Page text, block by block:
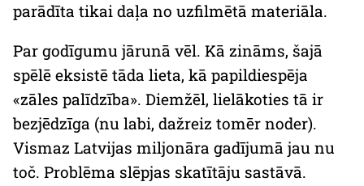
parādīta tikai daļa no uzfilmētā materiāla.
Par godīgumu jārunā vēl. Kā zināms, šajā
spēlē eksistē tāda lieta, kā papildiespēja
«zāles palīdzība». Diemžēl, lielākoties tā ir
bezjēdzīga (nu labi, dažreiz tomēr noder).
Vismaz Latvijas miljonāra gadījumā jau nu
toč. Problēma slēpjas skatītāju sastāvā.